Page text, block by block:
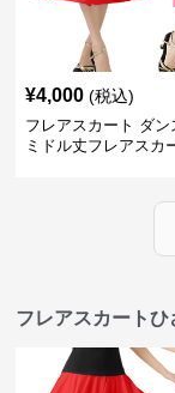
¥4,000 (税込)
フレアスカート ダン
ミドル丈フレアスカ
フレアスカート